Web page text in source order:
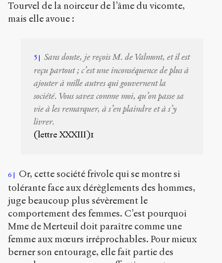
Tourvel de la noirceur de l’âme du vicomte,
mais elle avoue :
5
Sans doute, je reçois M. de Valmont, et il est
reçu partout ; c’est une inconséquence de plus à
ajouter à mille autres qui gouvernent la
société. Vous savez comme moi, qu’on passe sa
vie à les remarquer, à s’en plaindre et à s’y
livrer.
(lettre XXXIII)1
6
Or, cette société frivole qui se montre si
tolérante face aux dérèglements des hommes,
juge beaucoup plus sévèrement le
comportement des femmes. C’est pourquoi
Mme de Merteuil doit paraître comme une
femme aux mœurs irréprochables. Pour mieux
berner son entourage, elle fait partie des